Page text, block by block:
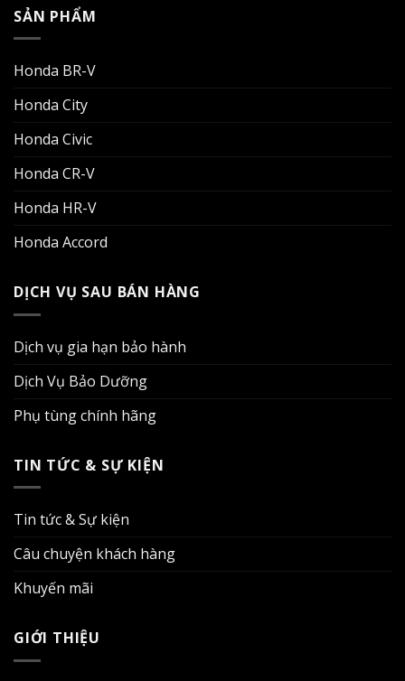
SẢN PHẨM
Honda BR-V
Honda City
Honda Civic
Honda CR-V
Honda HR-V
Honda Accord
DỊCH VỤ SAU BÁN HÀNG
Dịch vụ gia hạn bảo hành
Dịch Vụ Bảo Dưỡng
Phụ tùng chính hãng
TIN TỨC & SỰ KIỆN
Tin tức & Sự kiện
Câu chuyện khách hàng
Khuyến mãi
GIỚI THIỆU